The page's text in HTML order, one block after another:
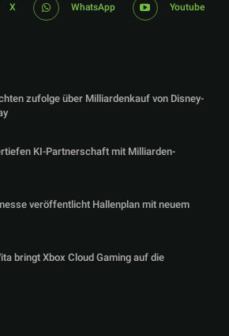
X WhatsApp Youtube
zufolge über Milliardenkauf von Disney-
KI-Partnerschaft mit Milliarden-
veröffentlicht Hallenplan mit neuem
bringt Xbox Cloud Gaming auf die